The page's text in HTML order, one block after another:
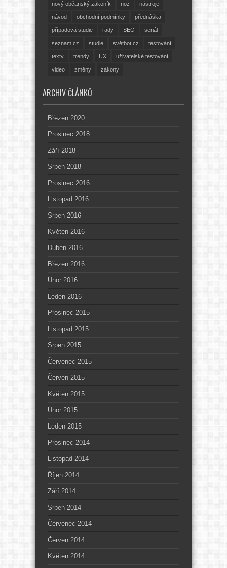
nový občanský zákoník noz nástroje
návod obchodní podmínky přednáška
případová studie rady SEO seriál
seznam.cz studie světbot.cz testování
texty trendy UX uživatelské testování
video změny zákony
ARCHIV ČLÁNKŮ
Březen 2020
Prosinec 2018
Září 2018
Srpen 2018
Prosinec 2016
Listopad 2016
Srpen 2016
Květen 2016
Duben 2016
Březen 2016
Únor 2016
Leden 2016
Prosinec 2015
Listopad 2015
Srpen 2015
Červenec 2015
Červen 2015
Květen 2015
Únor 2015
Leden 2015
Prosinec 2014
Listopad 2014
Říjen 2014
Září 2014
Srpen 2014
Červenec 2014
Červen 2014
Květen 2014